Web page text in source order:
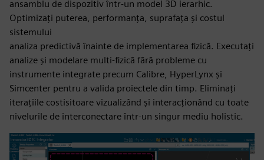
ansamblu de dispozitiv într-un model 3D ierarhic.
Optimizați puterea, performanța, suprafața și costul
sistemului
analiza predictivă înainte de implementarea fizică. Executați
analize și modelare multi-fizică fără probleme cu
instrumente integrate precum Calibre, HyperLynx și
Simcenter pentru a valida proiectele din timp. Eliminați
iterațiile costisitoare vizualizând și interacționând cu toate
nivelurile de interconectare într-un singur mediu holistic.